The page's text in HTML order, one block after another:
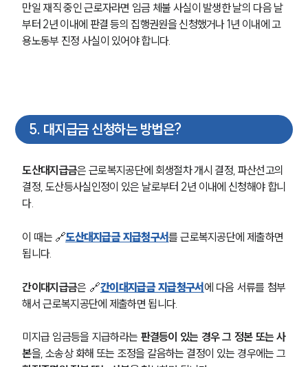
그룹소개
대륜의 강점
오시는 길
업무사례
주요 업무사례
사례분석/최신동향
고객후기
업무분야
노동산재그룹 업무
만일 재직 중인 근로자라면 임금 체불 사실이 발생한 날의 다음 날
부터 2년 이내에 판결 등의 집행권원을 신청했거나 1년 이내에 고
용노동부 진정 사실이 있어야 합니다.
5. 대지급금 신청하는 방법은?
도산대지급금은 근로복지공단에 회생절차 개시 결정, 파산선고의
결정, 도산등사실인정이 있은 날로부터 2년 이내에 신청해야 합니
다.
이 때는 🔗도산대지급금 지급청구서를 근로복지공단에 제출하면
됩니다.
간이대지급금은 🔗간이대지급금 지급청구서에 다음 서류를 첨부
해서 근로복지공단에 제출하면 됩니다.
미지급 임금등을 지급하라는 판결등이 있는 경우 그 정본 또는 사
본을, 소송상 화해 또는 조정을 갈음하는 결정이 있는 경우에는 그